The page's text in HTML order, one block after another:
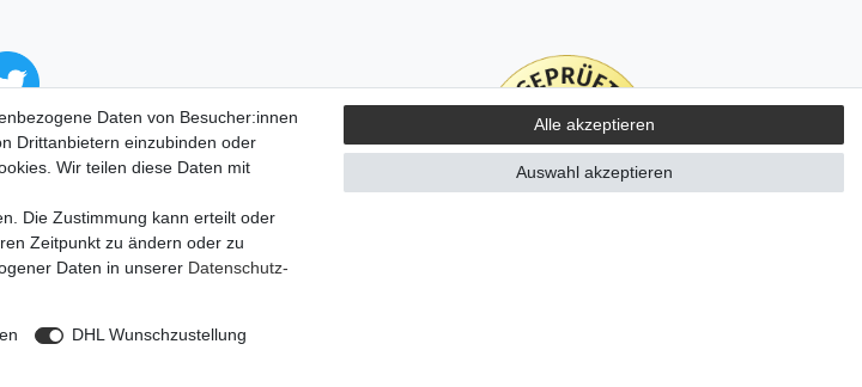
Daten von Besucher:innen
Drittanbietern einzubinden oder
Wir teilen diese Daten mit
Die Zustimmung kann erteilt oder
Zeitpunkt zu ändern oder zu
Daten in unserer Daten­schutz­
DHL Wunschzustellung
Alle akzeptieren
Auswahl akzeptieren